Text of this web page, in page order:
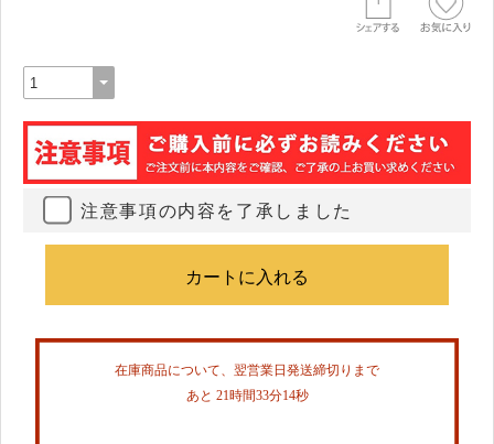
注意事項の内容を了承しました
在庫商品について、翌営業日発送締切りまで
あと 21時間33分14秒